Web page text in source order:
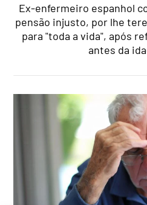
Ex-enfermeiro espanhol
pensão injusto, por lhe
para "toda a vida", após
antes da